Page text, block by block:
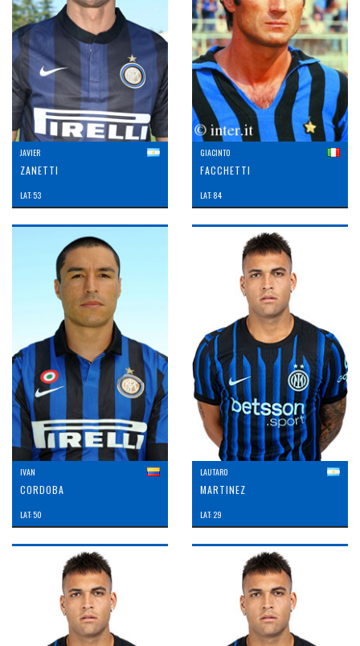
JAVIER
ZANETTI
LAT: 53
GIACINTO
FACCHETTI
LAT: 84
IVAN
CORDOBA
LAT: 50
LAUTARO
MARTINEZ
LAT: 29